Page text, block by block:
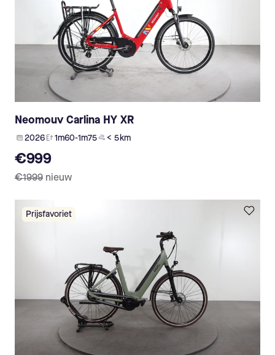
Neomouv Carlina HY XR
2026 1m60-1m75 < 5 km
€999
€1999 nieuw
Prijsfavoriet